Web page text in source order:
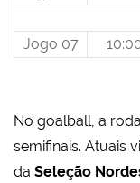
Jogo 07
No goalball, a
semifinais. Atuais
da Seleção